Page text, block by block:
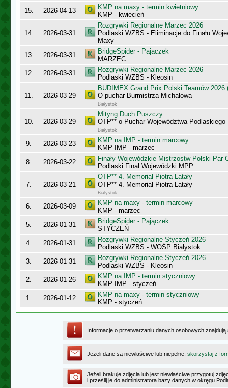
15. 2026-04-13
KMP na maxy - termin kwietniowy
KMP - kwiecień
14. 2026-03-31
Rozgrywki Regionalne Marzec 2026
Podlaski WZBS - Eliminacje do Finału
Maxy
13.
2026-03-31
BridgeSpider - Pajączek
MARZEC
12.
2026-03-31
Rozgrywki Regionalne Marzec 2026
Podlaski WZBS - Kleosin
11. 2026-03-29
BUDIMEX Grand Prix Polski Teamów 2026
O puchar Burmistrza Michałowa
Białystok
10. 2026-03-29
Mityng Duch Puszczy
OTP** o Puchar Województwa Podlaskiego
Białystok
9. 2026-03-23
KMP na IMP - termin marcowy
KMP-IMP - marzec
8.
2026-03-22
Finały Wojewódzkie Mistrzostw Polski Par
Podlaski Finał Wojewódzki MPP
7. 2026-03-21
OTP** 4. Memoriał Piotra Latały
OTP** 4. Memoriał Piotra Latały
Białystok
6. 2026-03-09
KMP na maxy - termin marcowy
KMP - marzec
5.
2026-01-31
BridgeSpider - Pajączek
STYCZEŃ
4.
2026-01-31
Rozgrywki Regionalne Styczeń 2026
Podlaski WZBS - WOŚP Białystok
3.
2026-01-31
Rozgrywki Regionalne Styczeń 2026
Podlaski WZBS - Kleosin
2.
2026-01-26
KMP na IMP - termin styczniowy
KMP-IMP - styczeń
1.
2026-01-12
KMP na maxy - termin styczniowy
KMP - styczeń
Informacje o przetwarzaniu danych osobowych
Jeżeli dane są niewłaściwe lub niepełne, skorzystaj z
Jeżeli brakuje zdjęcia lub jest niewłaściwe przygotuj
i prześlij je do administratora bazy danych w okręgu